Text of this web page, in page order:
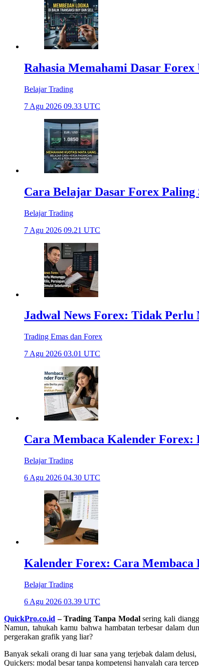
Rahasia Memahami Dasar
Belajar Trading
7 Agu 2026 09.33 UTC
Cara Belajar Dasar Forex
Belajar Trading
7 Agu 2026 09.21 UTC
Jadwal News Forex: Tidak
Trading Emas dan Forex
7 Agu 2026 03.01 UTC
Cara Membaca Kalender Forex:
Belajar Trading
6 Agu 2026 04.30 UTC
Kalender Forex: Cara Membaca
Belajar Trading
6 Agu 2026 03.39 UTC
QuickPro.co.id – Trading Tanpa Modal sering kali
Namun, tahukah kamu bahwa hambatan terbesar dalam
pergerakan grafik yang liar?
Banyak sekali orang di luar sana yang terjebak dalam
Quickers: modal besar tanpa kompetensi hanyalah cara